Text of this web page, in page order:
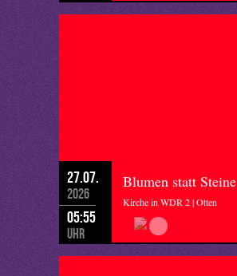
27.07.
2026
05:55
Uhr
Blumen statt Steine
Kirche in WDR 2 | Otten